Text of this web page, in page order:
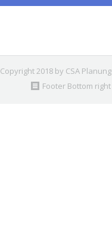
Copyright 2018 by CSA
Footer Bottom right